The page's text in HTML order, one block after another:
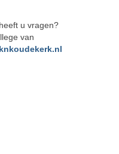
u vragen?
van